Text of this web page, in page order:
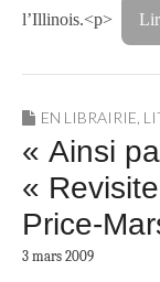
l’Illinois.<p>
EN LIBRAIRIE
« Ainsi
«
Price-
3 mars 2009